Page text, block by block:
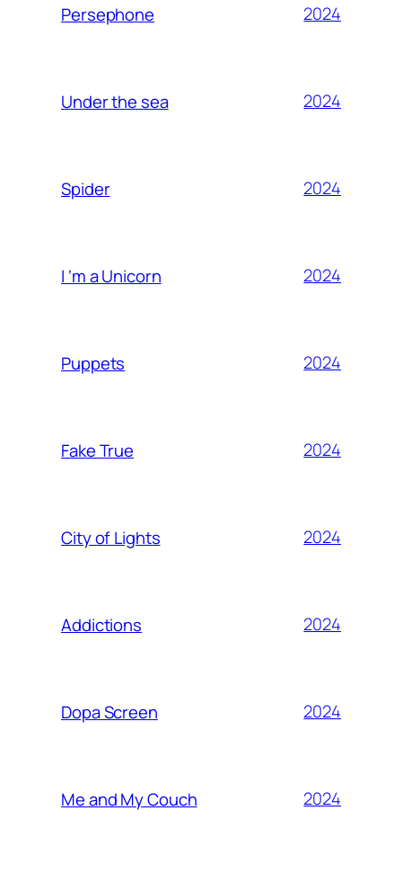
Persephone 2024
Under the sea 2024
Spider 2024
I ‘m a Unicorn 2024
Puppets 2024
Fake True 2024
City of Lights 2024
Addictions 2024
Dopa Screen 2024
Me and My Couch 2024